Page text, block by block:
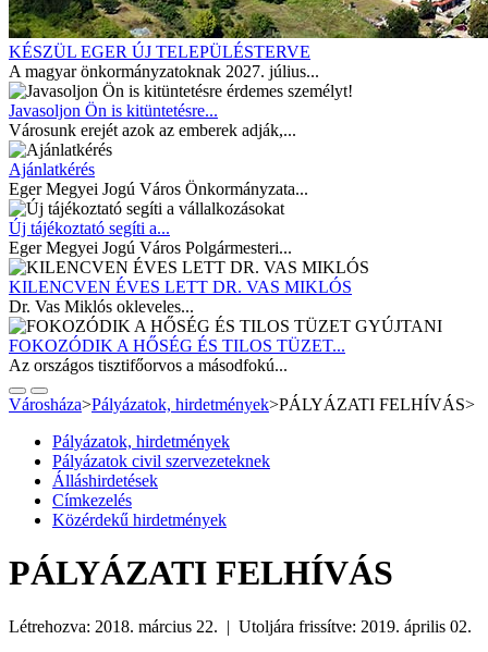
KÉSZÜL EGER ÚJ TELEPÜLÉSTERVE
A magyar önkormányzatoknak 2027. július...
Javasoljon Ön is kitüntetésre...
Városunk erejét azok az emberek adják,...
Ajánlatkérés
Eger Megyei Jogú Város Önkormányzata...
Új tájékoztató segíti a...
Eger Megyei Jogú Város Polgármesteri...
KILENCVEN ÉVES LETT DR. VAS MIKLÓS
Dr. Vas Miklós okleveles...
FOKOZÓDIK A HŐSÉG ÉS TILOS TÜZET...
Az országos tisztifőorvos a másodfokú...
Városháza>Pályázatok, hirdetmények>PÁLYÁZATI FELHÍVÁS>
Pályázatok, hirdetmények
Pályázatok civil szervezeteknek
Álláshirdetések
Címkezelés
Közérdekű hirdetmények
PÁLYÁZATI FELHÍVÁS
Létrehozva: 2018. március 22. | Utoljára frissítve: 2019. április 02.